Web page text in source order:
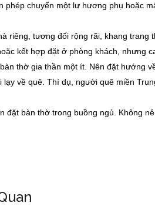
phép chuyển một lư hương phụ hoặc
riêng, tương đối rộng rãi, khang
kết hợp đặt ở phòng khách, nhưng
thờ gia thần một ít. Nên đặt hướng
lạy về quê. Thí dụ, người quê miền
đặt bàn thờ trong buồng ngủ. Không